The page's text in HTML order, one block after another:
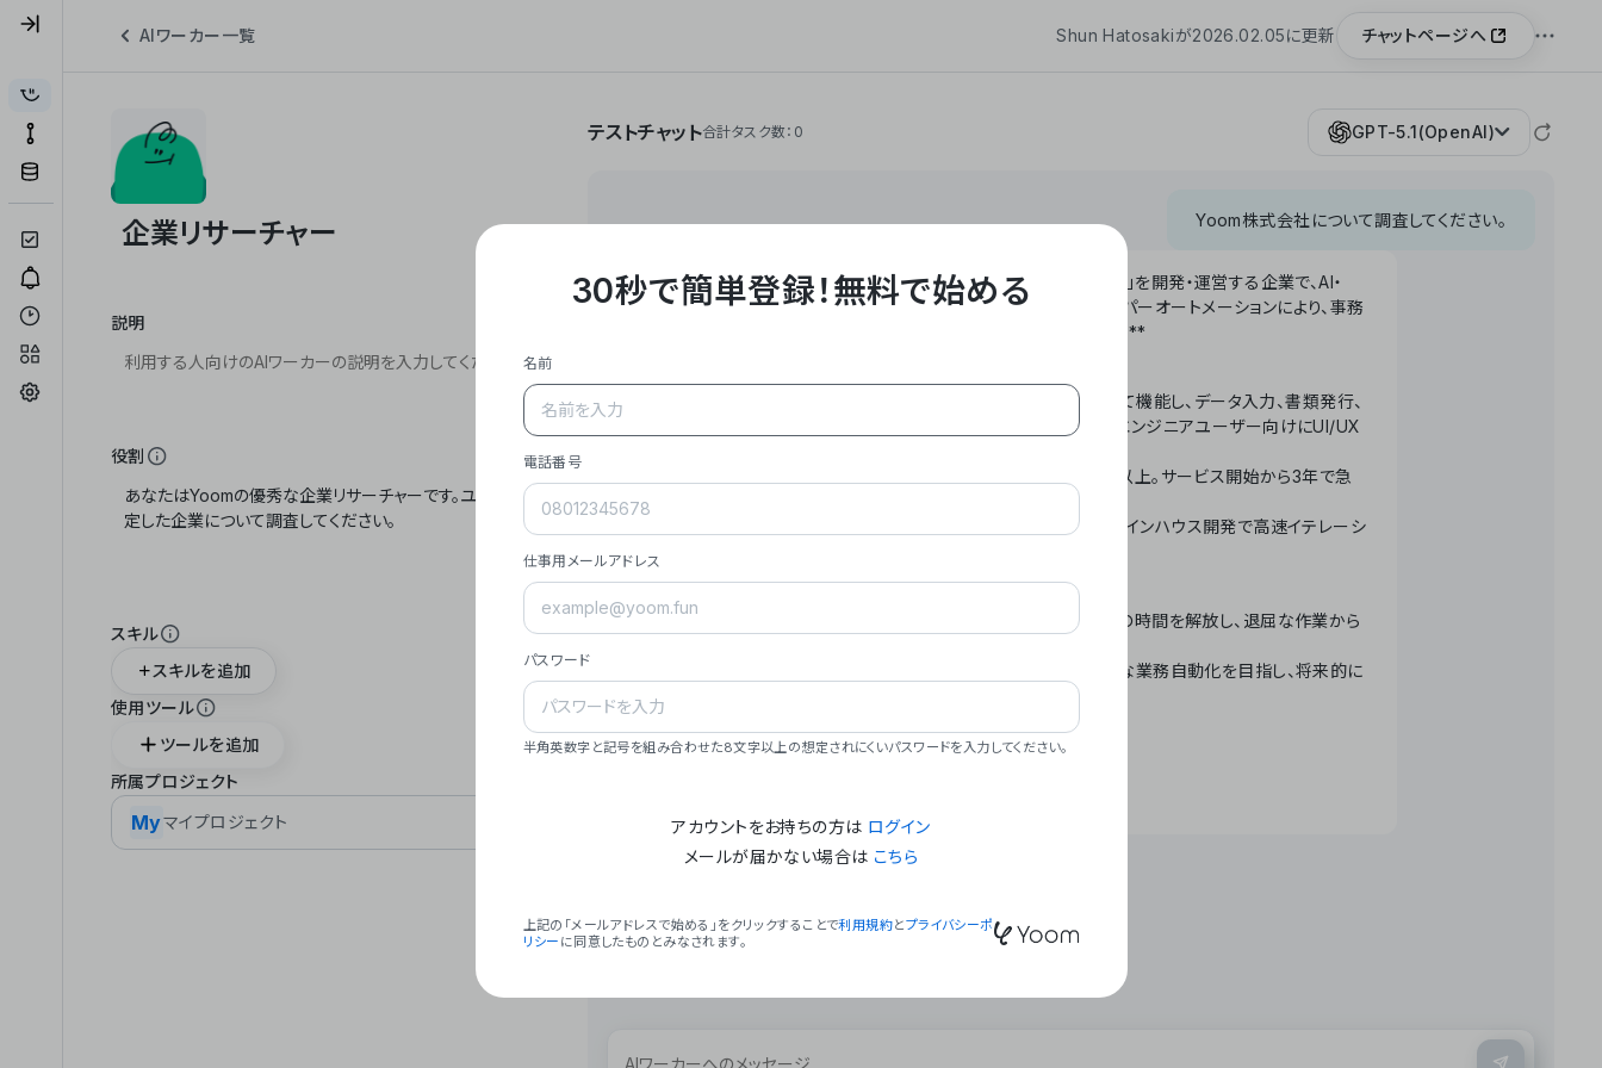
AIワーカー一覧 Shun Hatosakiが2026.02.05に更新 チャットページへ
説明
役割
スキル
スキルを追加
使用ツール
ツールを追加
所属プロジェクト
Myマイプロジェクト
テストチャット合計タスク数：0 GPT-5.1(OpenAI)
Yoom株式会社について調査してください。
**Yoom株式会社は、ビジネスオートメーションSaaS「Yoom」を開発・運営する企業で、AI・
API・RPA・OCRなどの技術をノーコードで組み合わせたハイパーオートメーションにより、事務
作業やデスクワークを自動化するサービスを提供しています。**
- **主力プロダクト「Yoom」**: SaaS連携データベースとして機能し、データ入力、書類発行、
メール対応、請求書処理、日報作成などの業務を自動化。非エンジニアユーザー向けにUI/UX
- **実績**: 国内利用社数20,000社超、直近成長率300%以上。サービス開始から3年で急
- **強み**: すべての自動化技術を1プラットフォームで完結。インハウス開発で高速イテレーシ
- **ミッション**: 「We Make Time」 – テクノロジーで人々の時間を解放し、退屈な作業から
- **ビジョン**: 「Global Business Automation」 – 世界的な業務自動化を目指し、将来的に
### 会社概要
30秒で簡単登録！無料で始める
名前
電話番号
仕事用メールアドレス
パスワード
半角英数字と記号を組み合わせた8文字以上の想定されにくいパスワードを入力してください。
アカウントをお持ちの方は ログイン
メールが届かない場合は こちら
上記の「メールアドレスで始める」をクリックすることで利用規約とプライバシーポ
リシー に同意したものとみなされます。